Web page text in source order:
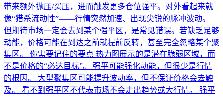
带来额外抛压/买压，进而触发更多仓位强平。对外看起来就
像“猎杀流动性”——行情突然加速、出现尖锐的脉冲波动。
但期待市场一定会去到某个强平区，是常见错误。若缺乏足够
动能，价格可能在到达之前就提前反转，甚至完全忽略某个聚
集区。 你需要记住的要点 热力图展示的是潜在脆弱区域，而
不是价格的“必达目标”。 强平可能强化动能，但很少是行情
的根因。 大型聚集区可能提升波动率，但不保证价格会去触
及。 看不到强平区不代表市场不会走出趋势或大行情。 强平